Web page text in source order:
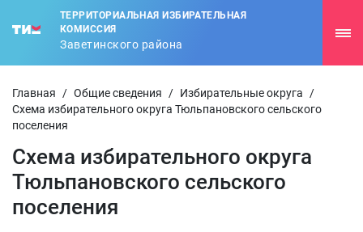
ТЕРРИТОРИАЛЬНАЯ ИЗБИРАТЕЛЬНАЯ
КОМИССИЯ
Заветинского района
Главная / Общие сведения / Избирательные округа
/
Схема избирательного округа Тюльпановского сельского
поселения
Схема избирательного округа
Тюльпановского сельского
поселения